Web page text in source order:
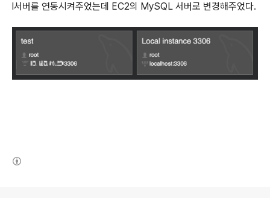
l서버를 연동시켜주었는데 EC2의 MySQL 서버로 변경해주었다.